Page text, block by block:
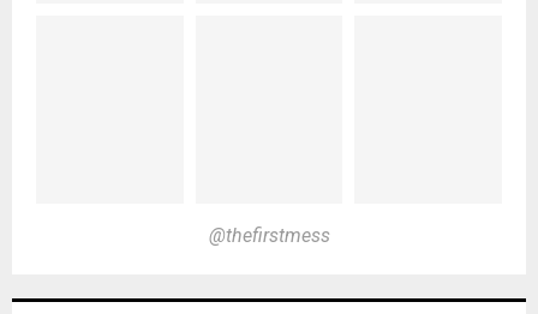
@thefirstmess